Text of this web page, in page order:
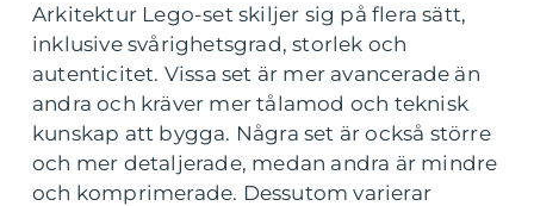
Arkitektur Lego-set skiljer sig på flera sätt,
inklusive svårighetsgrad, storlek och
autenticitet. Vissa set är mer avancerade än
andra och kräver mer tålamod och teknisk
kunskap att bygga. Några set är också större
och mer detaljerade, medan andra är mindre
och komprimerade. Dessutom varierar